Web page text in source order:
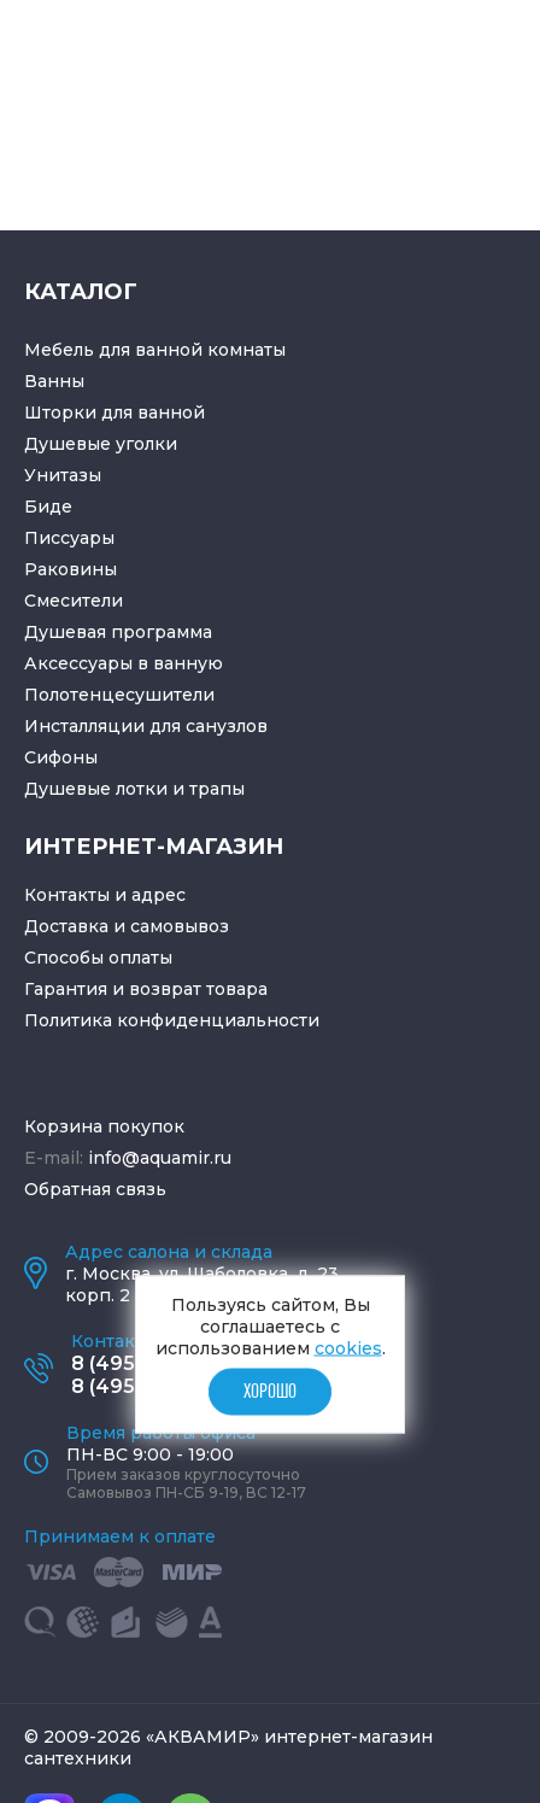
КАТАЛОГ
Мебель для ванной комнаты
Ванны
Шторки для ванной
Душевые уголки
Унитазы
Биде
Писсуары
Раковины
Смесители
Душевая программа
Аксессуары в ванную
Полотенцесушители
Инсталляции для санузлов
Cифоны
Душевые лотки и трапы
ИНТЕРНЕТ-МАГАЗИН
Контакты и адрес
Доставка и самовывоз
Способы оплаты
Гарантия и возврат товара
Политика конфиденциальности
Корзина покупок
E-mail: info@aquamir.ru
Обратная связь
Адрес салона и склада
г. Москва,ул. Шаболовка, д. 23,
корп. 2
Контактные телефоны
8 (495) 795-77-65
8 (495) 797-11-67
Время работы офиса
ПН-ВС 9:00 - 19:00
Прием заказов круглосуточно
Самовывоз ПН-СБ 9-19, ВС 12-17
Принимаем к оплате
© 2009-2026 «АКВАМИР» интернет-магазин
сантехники
Пользуясь сайтом, Вы
соглашаетесь с
использованием cookies.
ХОРОШО